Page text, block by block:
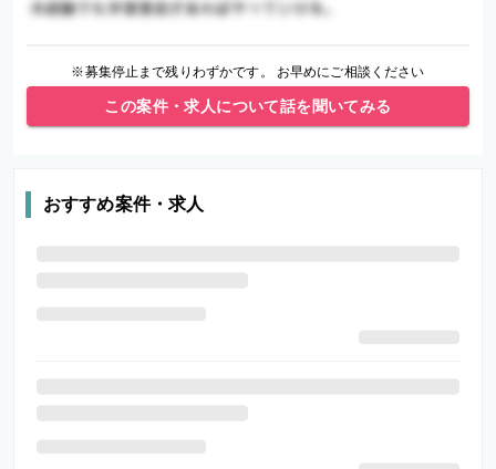
※募集停止まで残りわずかです。 お早めにご相談ください
この案件・求人について話を聞いてみる
おすすめ案件・求人